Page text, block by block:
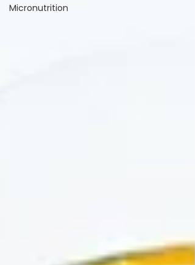
Micronutrition